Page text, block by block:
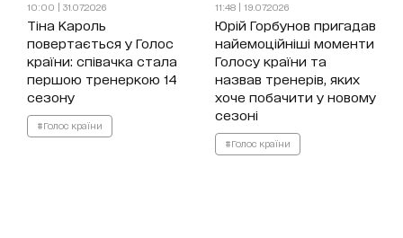
10:00 | 31.07.2026
Тіна Кароль
повертається у Голос
країни: співачка стала
першою тренеркою 14
сезону
#Голос країни
11:48 | 19.07.2026
Юрій Горбунов пригадав
найемоційніші моменти
Голосу країни та
назвав тренерів, яких
хоче побачити у новому
сезоні
#Голос країни